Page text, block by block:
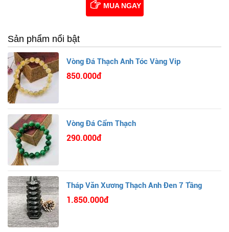
MUA NGAY
Sản phẩm nổi bật
Vòng Đá Thạch Anh Tóc Vàng Vip
850.000đ
Vòng Đá Cẩm Thạch
290.000đ
Tháp Văn Xương Thạch Anh Đen 7 Tầng
1.850.000đ